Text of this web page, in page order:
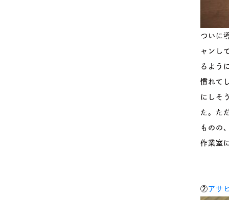
ついに
ャンし
るよう
慣れて
にしそ
た。た
ものの
作業室
②アサ